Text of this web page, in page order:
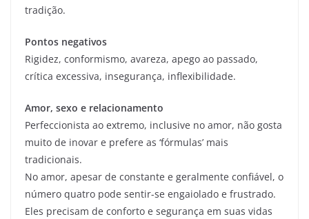
tradição.
Pontos negativos
Rigidez, conformismo, avareza, apego ao passado,
crítica excessiva, insegurança, inflexibilidade.
Amor, sexo e relacionamento
Perfeccionista ao extremo, inclusive no amor, não gosta
muito de inovar e prefere as ‘fórmulas’ mais
tradicionais.
No amor, apesar de constante e geralmente confiável, o
número quatro pode sentir-se engaiolado e frustrado.
Eles precisam de conforto e segurança em suas vidas